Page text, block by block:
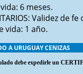
6 meses.
Validez de
vida: 1 año.
A URUGUAY CENIZAS
debe expedirle un